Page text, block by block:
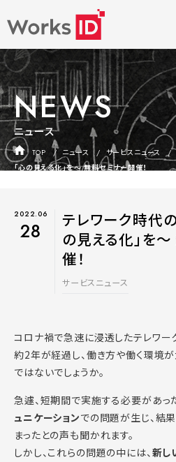
NEWS
ニュース
TOP ニュース サービスニュース
「心の見える化」を～ 無料セミナー開催！
2022.06
28
テレワーク時代
の見える化」を
催！
サービスニュース
コロナ禍で急速に浸透したテレワーク
約2年が経過し、働き方や働く環境
ではないでしょうか。
急遽、短期間で実施する必要があっ
ュニケーションでの問題が生じ、結
まったとの声も聞かれます。
しかし、これらの問題の中には、新し